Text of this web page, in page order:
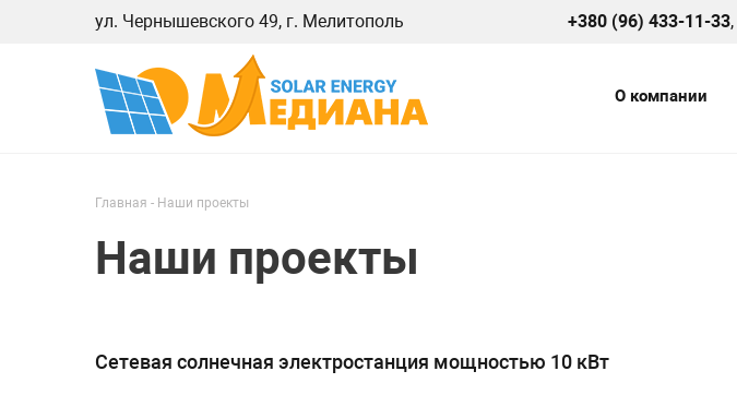
ул. Чернышевского 49, г. Мелитополь +380 (96) 433-11-33,
О компании
Главная - Наши проекты
Наши проекты
Сетевая солнечная электростанция мощностью 10 кВт